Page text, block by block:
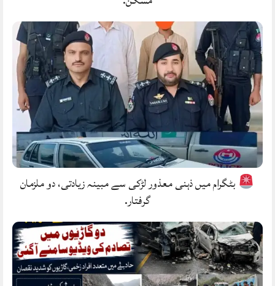
بٹگرام میں ذہنی معذور لڑکی سے مبینہ زیادتی، دو ملزمان
گرفتار.